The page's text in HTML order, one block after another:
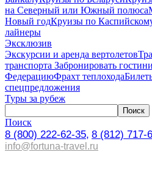
на Северный или Южный полюса
Новый годКруизы по
лайнеры
Эксклюзив
Экскурсии и аренда вертолетов
транспорта Забронировать
ФедерациюФрахт теплохода
спецпредложения
Туры за рубеж
Поиск
8 (800) 222-62-35, 8 (812) 717-
info@fortuna-travel.ru